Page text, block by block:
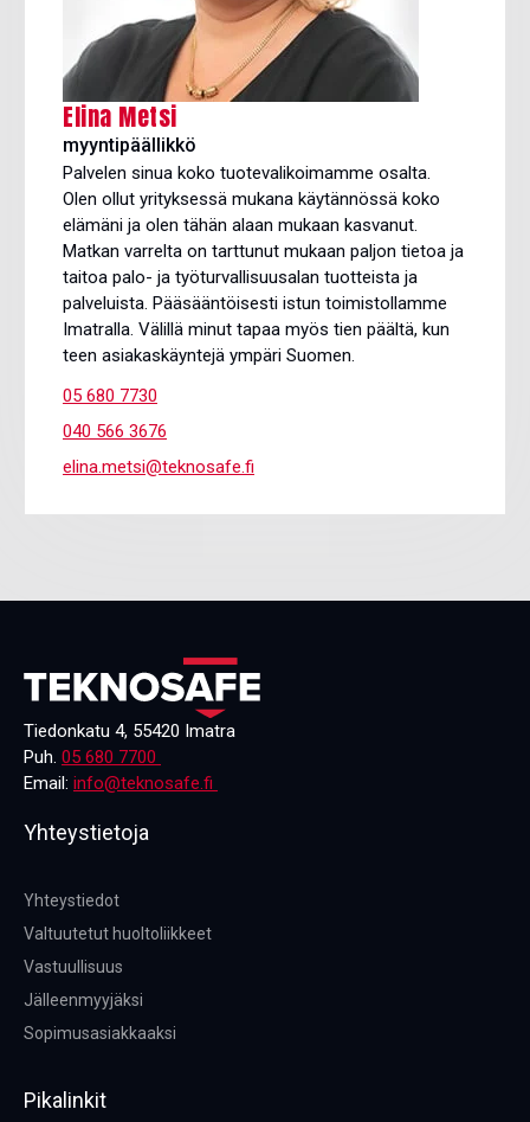
Elina Metsi
myyntipäällikkö
Palvelen sinua koko tuotevalikoimamme osalta.
Olen ollut yrityksessä mukana käytännössä koko
elämäni ja olen tähän alaan mukaan kasvanut.
Matkan varrelta on tarttunut mukaan paljon tietoa ja
taitoa palo- ja työturvallisuusalan tuotteista ja
palveluista. Pääsääntöisesti istun toimistollamme
Imatralla. Välillä minut tapaa myös tien päältä, kun
teen asiakaskäyntejä ympäri Suomen.
05 680 7730
040 566 3676
elina.metsi@teknosafe.fi
Tiedonkatu 4, 55420 Imatra
Puh. 05 680 7700
Email: info@teknosafe.fi
Yhteystietoja
Yhteystiedot
Valtuutetut huoltoliikkeet
Vastuullisuus
Jälleenmyyjäksi
Sopimusasiakkaaksi
Pikalinkit